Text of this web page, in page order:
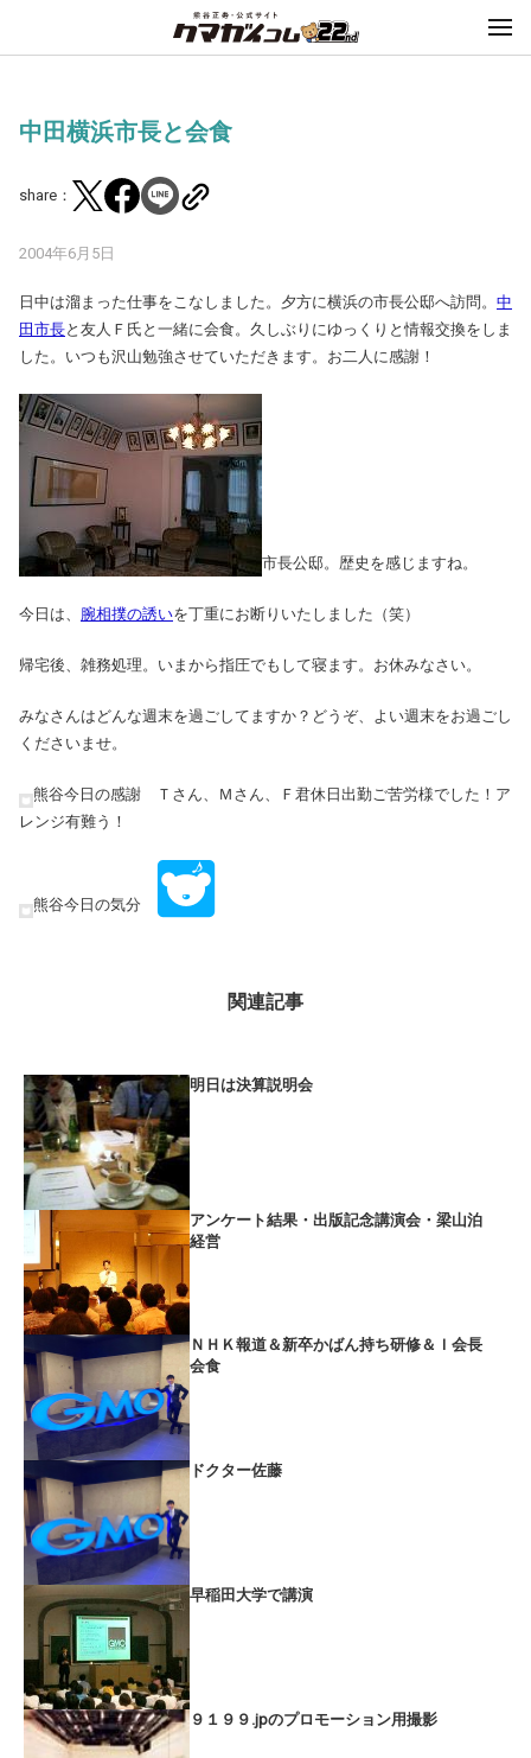
中田横浜市長と会食
share：
2004年6月5日
日中は溜まった仕事をこなしました。夕方に横浜の市長公邸へ訪問。 中
田市長と友人Ｆ氏と一緒に会食。久しぶりにゆっくりと情報交換をしま
した。いつも沢山勉強させていただきます。お二人に感謝！
市長公邸。歴史を感じますね。
今日は、 腕相撲の誘いを丁重にお断りいたしました（笑）
帰宅後、雑務処理。いまから指圧でもして寝ます。お休みなさい。
みなさんはどんな週末を過ごしてますか？どうぞ、よい週末をお過ごし
くださいませ。
熊谷今日の感謝 Ｔさん、Ｍさん、Ｆ君休日出勤ご苦労様でした！ア
レンジ有難う！
熊谷今日の気分
関連記事
明日は決算説明会
アンケート結果・出版記念講演会・梁山泊
経営
ＮＨＫ報道＆新卒かばん持ち研修＆Ｉ会長
会食
ドクター佐藤
早稲田大学で講演
９１９９.jpのプロモーション用撮影